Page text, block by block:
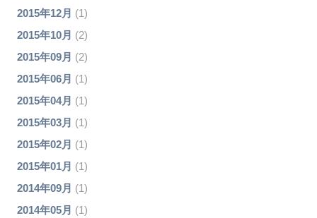
2015年12月 (1)
2015年10月 (2)
2015年09月 (2)
2015年06月 (1)
2015年04月 (1)
2015年03月 (1)
2015年02月 (1)
2015年01月 (1)
2014年09月 (1)
2014年05月 (1)